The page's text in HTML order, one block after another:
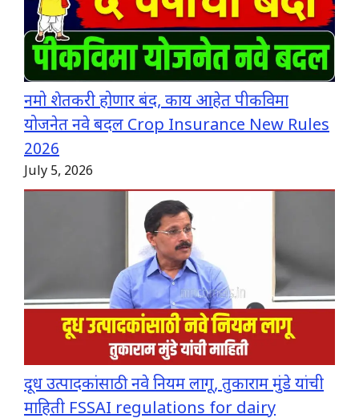
नमो शेतकरी होणार बंद, काय आहेत पीकविमा
योजनेत नवे बदल Crop Insurance New Rules
2026
July 5, 2026
दूध उत्पादकांसाठी नवे नियम लागू, तुकाराम मुंडे यांची
माहिती FSSAI regulations for dairy